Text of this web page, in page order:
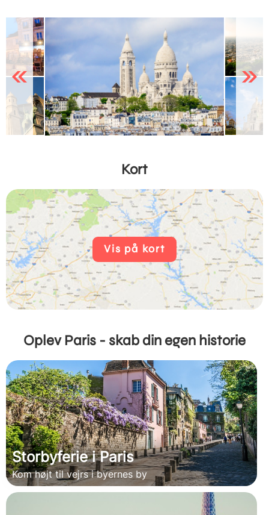
Previous Next
Kort
Vis på kort
Oplev Paris - skab din egen historie
Storbyferie i Paris
Kom højt til vejrs i byernes by